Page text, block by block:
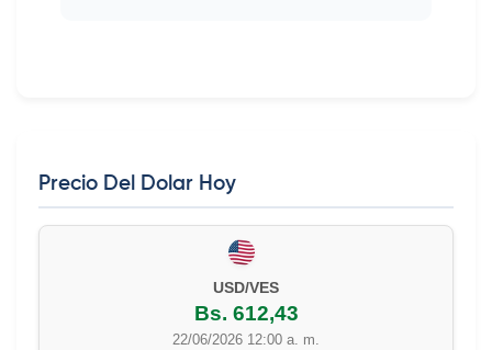
Precio Del Dolar Hoy
USD/VES
Bs. 612,43
22/06/2026 12:00 a. m.